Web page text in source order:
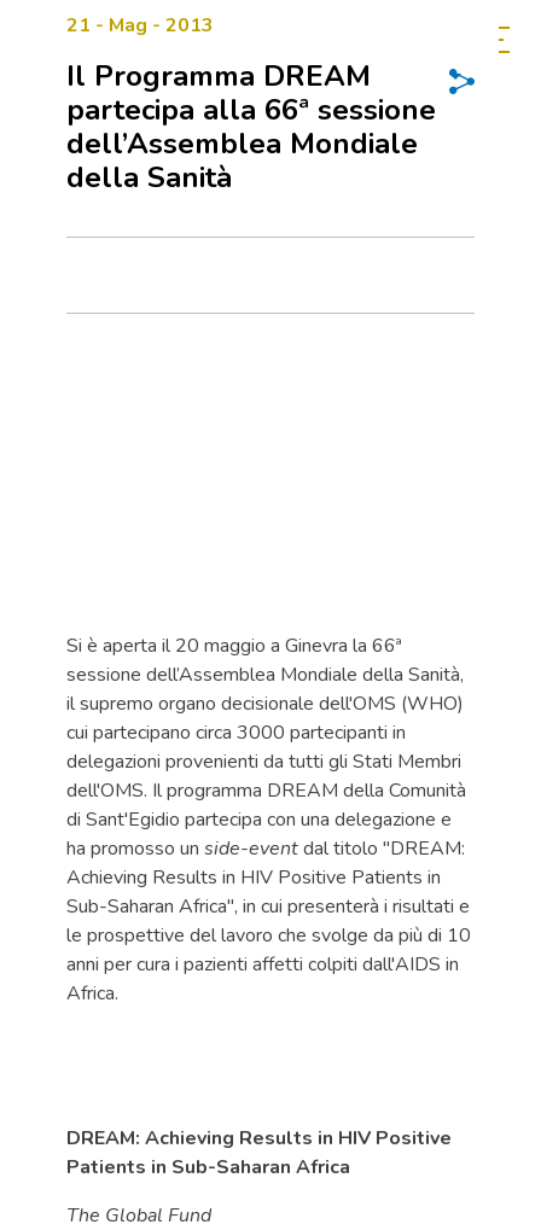
21 - Mag - 2013
Il Programma DREAM
partecipa alla 66ª sessione
dell’Assemblea Mondiale
della Sanità
Si è aperta il 20 maggio a Ginevra la 66ª
sessione dell’Assemblea Mondiale della Sanità,
il supremo organo decisionale dell'OMS (WHO)
cui partecipano circa 3000 partecipanti in
delegazioni provenienti da tutti gli Stati Membri
dell'OMS. Il programma DREAM della Comunità
di Sant'Egidio partecipa con una delegazione e
ha promosso un side-eventdal titolo "DREAM:
Achieving Results in HIV Positive Patients in
Sub-Saharan Africa", in cui presenterà i risultati e
le prospettive del lavoro che svolge da più di 10
anni per cura i pazienti affetti colpiti dall'AIDS in
Africa.
DREAM: Achieving Results in HIV Positive
Patients in Sub-Saharan Africa
The Global Fund